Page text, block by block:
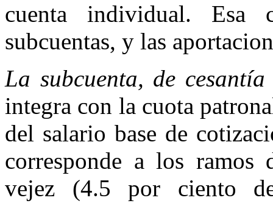
cuenta individual. Esa
subcuentas, y las
La subcuenta, de
integra con la cuota
del salario base de
corresponde a los ramos
vejez (4.5 por ciento